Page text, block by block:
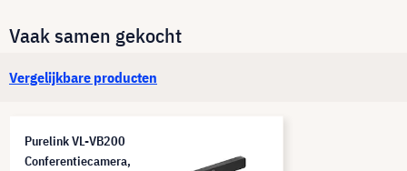
Vaak samen gekocht
Vergelijkbare producten
Purelink VL-VB200
Conferentiecamera,